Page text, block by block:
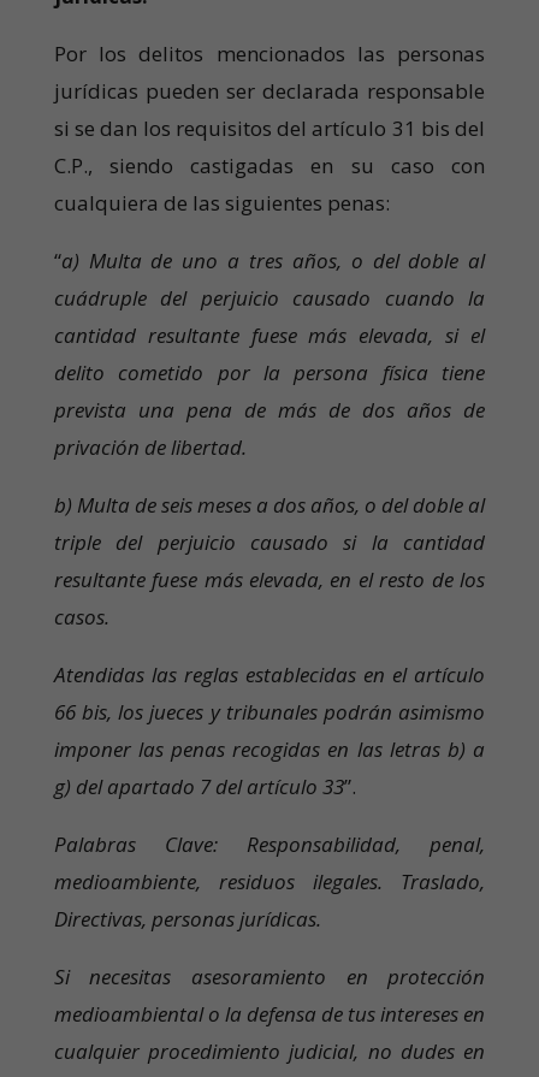
Por los delitos mencionados las personas
jurídicas pueden ser declarada responsable
si se dan los requisitos del artículo 31 bis del
C.P., siendo castigadas en su caso con
cualquiera de las siguientes penas:
“a) Multa de uno a tres años, o del doble al
cuádruple del perjuicio causado cuando la
cantidad resultante fuese más elevada, si el
delito cometido por la persona física tiene
prevista una pena de más de dos años de
privación de libertad.
b) Multa de seis meses a dos años, o del doble al
triple del perjuicio causado si la cantidad
resultante fuese más elevada, en el resto de los
casos.
Atendidas las reglas establecidas en el artículo
66 bis, los jueces y tribunales podrán asimismo
imponer las penas recogidas en las letras b) a
g) del apartado 7 del artículo 33”.
Palabras Clave: Responsabilidad, penal,
medioambiente, residuos ilegales. Traslado,
Directivas, personas jurídicas.
Si necesitas asesoramiento en protección
medioambiental o la defensa de tus intereses en
cualquier procedimiento judicial, no dudes en